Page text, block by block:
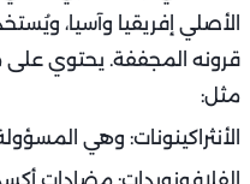
الأصلي إفريقيا وآسيا،
قرونه المجففة. يحتوي على
مثل:
الأنثراكينونات: وهي